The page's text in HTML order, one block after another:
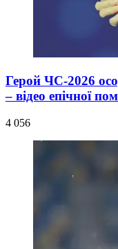
Герой ЧС-2026
– відео епічної
4 056